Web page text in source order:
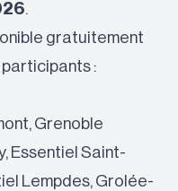
.
gratuitement
:
Grenoble
Essentiel Saint-
Lempdes, Grolée-